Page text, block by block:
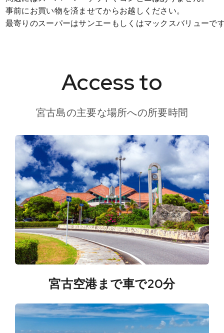
事前にお買い物を済ませてからお越しください。
最寄りのスーパーはサンエーもしくはマックスバリューで
Access to
宮古島の主要な場所への所要時間
宮古空港まで車で20分